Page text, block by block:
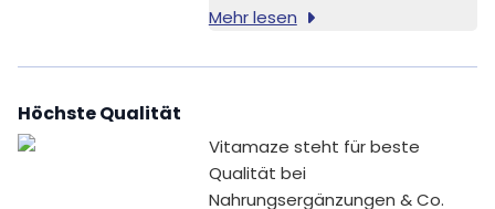
ideal für einen bewussten
Mehr lesen
Höchste Qualität
Vitamaze steht für beste
Qualität bei
Nahrungsergänzungen & Co.